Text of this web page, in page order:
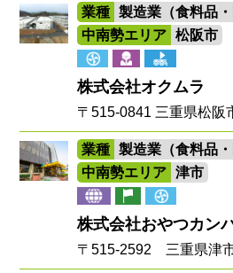
業種
製造業（食料品・
中南勢エリア
松阪市
株式会社オクムラ
〒515-0841 三重県松阪
業種
製造業（食料品・
中南勢エリア
津市
株式会社おやつカン
〒515-2592 三重県津